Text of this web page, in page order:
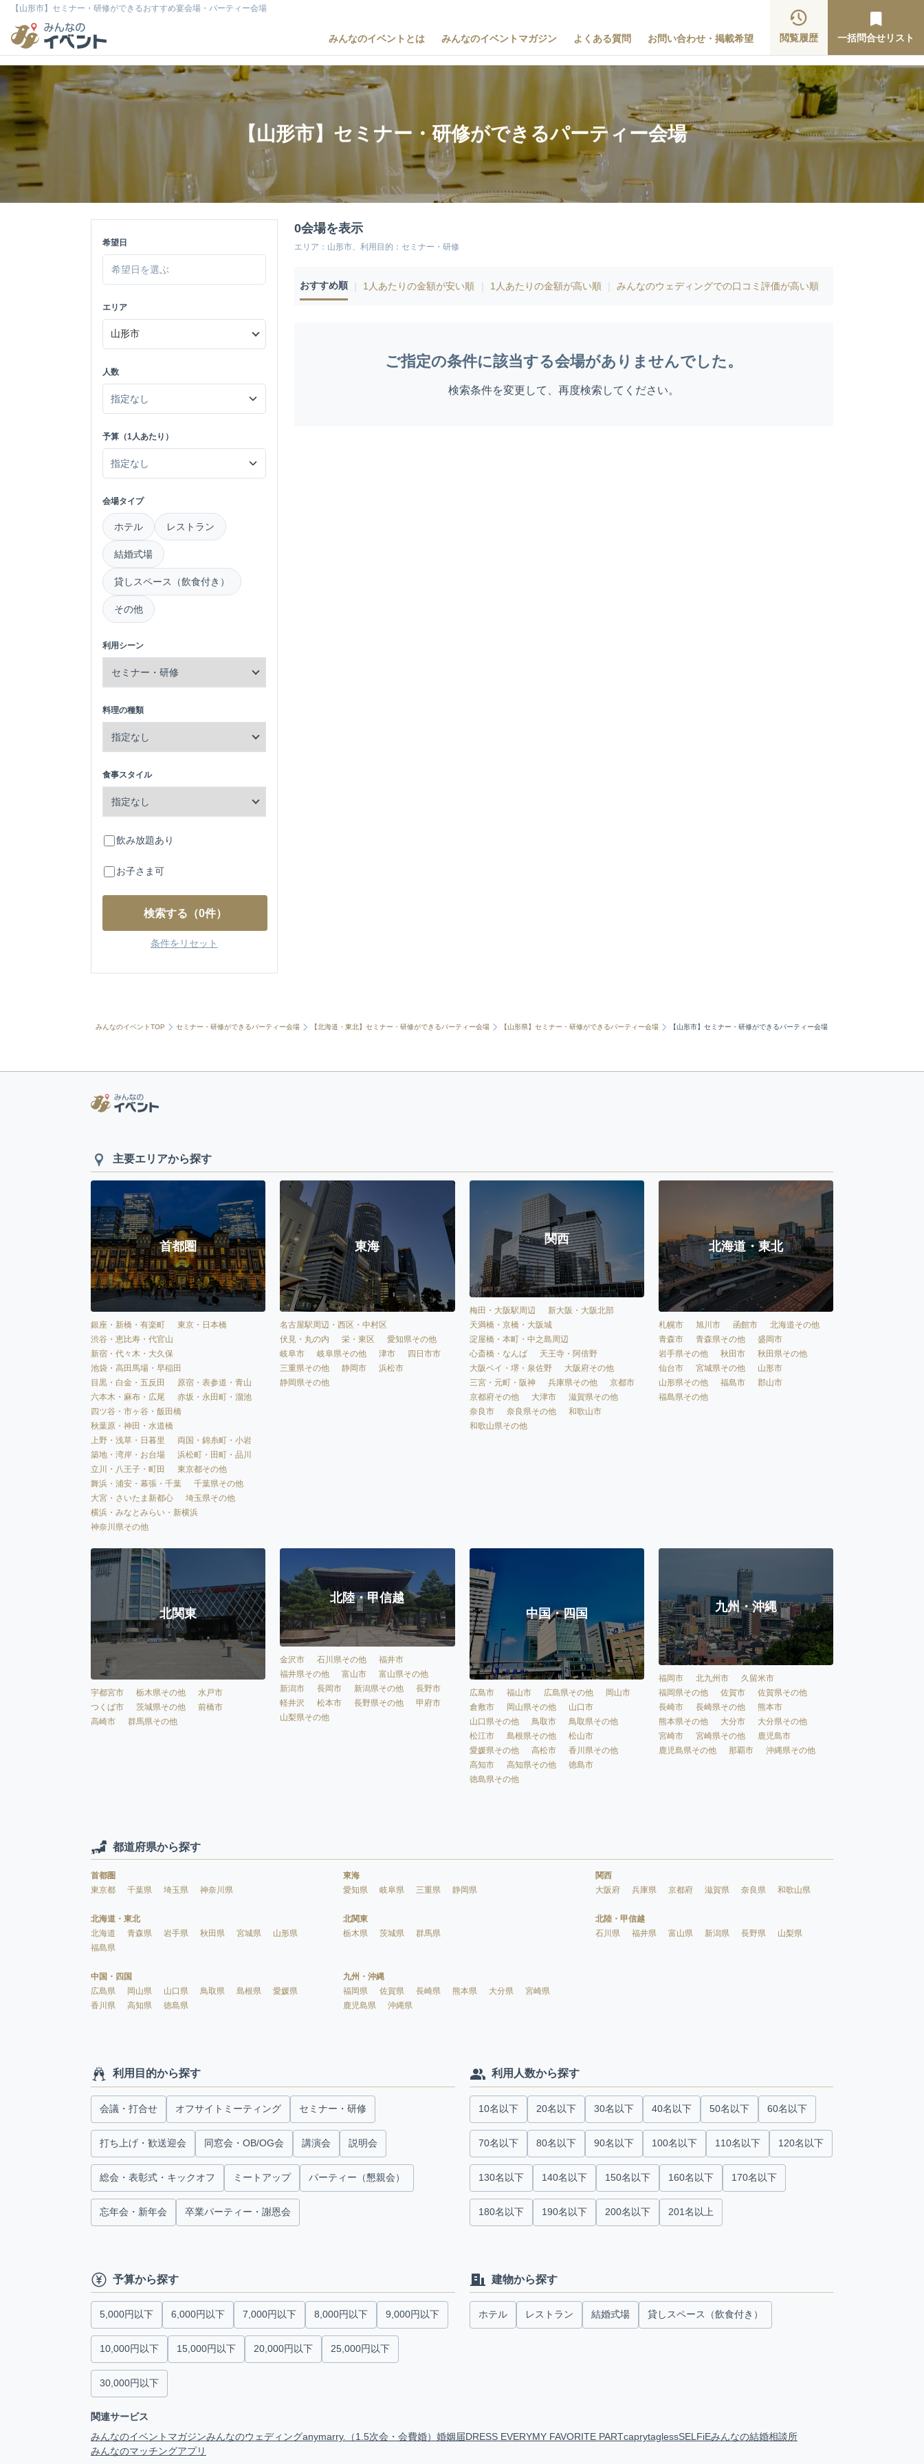
【山形市】セミナー・研修ができるおすすめ宴会場・パーティー会場
みんなのイベントとは みんなのイベントマガジン よくある質問 お問い合わせ・掲載希望 閲覧履歴 一括問合せリスト
【山形市】セミナー・研修ができるパーティー会場
希望日
エリア
人数
予算（1人あたり）
会場タイプ
ホテル レストラン
結婚式場
貸しスペース（飲食付き）
その他
利用シーン
料理の種類
食事スタイル
飲み放題あり
お子さま可
検索する （0件）
条件をリセット
0会場を表示
エリア：山形市、利用目的：セミナー・研修
おすすめ順 1人あたりの金額が安い順 1人あたりの金額が高い順 みんなのウェディングでの口コミ評価が高い順
ご指定の条件に該当する会場がありませんでした。
検索条件を変更して、再度検索してください。
みんなのイベントTOP セミナー・研修ができるパーティー会場 【北海道・東北】セミナー・研修ができるパーティー会場 【山形県】セミナー・研修ができるパーティー会場 【山形市】セミナー・研修ができるパーティー会場
主要エリアから探す
首都圏
銀座・新橋・有楽町
東京・日本橋
渋谷・恵比寿・代官山
新宿・代々木・大久保
池袋・高田馬場・早稲田
目黒・白金・五反田
原宿・表参道・青山
六本木・麻布・広尾
赤坂・永田町・溜池
四ツ谷・市ヶ谷・飯田橋
秋葉原・神田・水道橋
上野・浅草・日暮里
両国・錦糸町・小岩
築地・湾岸・お台場
浜松町・田町・品川
立川・八王子・町田
東京都その他
舞浜・浦安・幕張・千葉
千葉県その他
大宮・さいたま新都心
埼玉県その他
横浜・みなとみらい・新横浜
神奈川県その他
東海
名古屋駅周辺・西区・中村区
伏見・丸の内
栄・東区
愛知県その他
岐阜市
岐阜県その他 津市
四日市市
三重県その他
静岡市
浜松市
静岡県その他
関西
梅田・大阪駅周辺
新大阪・大阪北部
天満橋・京橋・大阪城
淀屋橋・本町・中之島周辺
心斎橋・なんば
天王寺・阿倍野
大阪ベイ・堺・泉佐野
大阪府その他
三宮・元町・阪神
兵庫県その他
京都市
京都府その他
大津市
滋賀県その他
奈良市
奈良県その他
和歌山市
和歌山県その他
北海道・東北
札幌市 旭川市 函館市
北海道その他
青森市
青森県その他
盛岡市
岩手県その他
秋田市
秋田県その他
仙台市
宮城県その他
山形市
山形県その他
福島市
郡山市
福島県その他
北関東
宇都宮市 栃木県その他
水戸市
つくば市
茨城県その他
前橋市
高崎市
群馬県その他
北陸・甲信越
金沢市 石川県その他
福井市
福井県その他
富山市
富山県その他
新潟市
長岡市 新潟県その他
長野市
軽井沢
松本市 長野県その他
甲府市
山梨県その他
中国・四国
広島市 福山市 広島県その他
岡山市
倉敷市
岡山県その他
山口市
山口県その他
鳥取市
鳥取県その他
松江市
島根県その他
松山市
愛媛県その他
高松市
香川県その他
高知市
高知県その他
徳島市
徳島県その他
九州・沖縄
福岡市 北九州市
久留米市
福岡県その他
佐賀市
佐賀県その他
長崎市
長崎県その他
熊本市
熊本県その他
大分市
大分県その他
宮崎市
宮崎県その他
鹿児島市
鹿児島県その他
那覇市 沖縄県その他
都道府県から探す
首都圏
東京都
千葉県 埼玉県 神奈川県
東海
愛知県
岐阜県 三重県 静岡県
関西
大阪府
兵庫県 京都府 滋賀県 奈良県 和歌山県
北海道・東北
北海道
青森県 岩手県 秋田県 宮城県
山形県
福島県
北関東
栃木県
茨城県 群馬県
北陸・甲信越
石川県
福井県 富山県 新潟県 長野県 山梨県
中国・四国
広島県
岡山県 山口県 鳥取県 島根県
愛媛県
香川県
高知県 徳島県
九州・沖縄
福岡県
佐賀県 長崎県 熊本県 大分県
宮崎県
鹿児島県
沖縄県
利用目的から探す
会議・打合せ オフサイトミーティング セミナー・研修
打ち上げ・歓送迎会 同窓会・OB/OG会 講演会 説明会
総会・表彰式・キックオフ ミートアップ パーティー（懇親会）
忘年会・新年会 卒業パーティー・謝恩会
利用人数から探す
10名以下 20名以下 30名以下 40名以下 50名以下 60名以下
70名以下 80名以下 90名以下 100名以下 110名以下 120名以下
130名以下 140名以下 150名以下 160名以下 170名以下
180名以下 190名以下 200名以下 201名以上
予算から探す
5,000円以下 6,000円以下 7,000円以下 8,000円以下 9,000円以下
10,000円以下 15,000円以下 20,000円以下 25,000円以下
30,000円以下
建物から探す
ホテル レストラン 結婚式場 貸しスペース（飲食付き）
関連サービス
みんなのイベントマガジンみんなのウェディングanymarry.（1.5次会・会費婚） 婚姻届DRESS EVERYMY FAVORITE PARTcaprytaglessSELFiEみんなの結婚相談所
みんなのマッチングアプリ